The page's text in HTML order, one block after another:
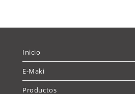
Inicio
E-Maki
Productos